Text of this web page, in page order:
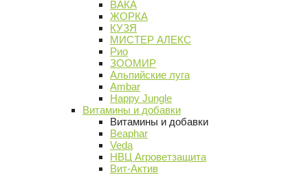
ВАКА
ЖОРКА
КУЗЯ
МИСТЕР АЛЕКС
Рио
ЗООМИР
Альпийские луга
Ambar
Happy Jungle
Витамины и добавки
Витамины и добавки
Beaphar
Veda
НВЦ Агроветзащита
Вит-Актив